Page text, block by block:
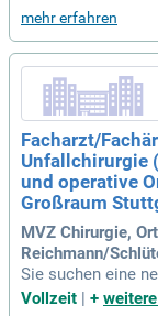
ieren Sie
ammenarbeit im
nen wie
nteressieren sich
staltungen,
Arbeitszeiten und
e Entwicklungs-
igkeiten
ndweiten
ten Sie Ihre
mehr erfahren
Facharzt/
Unfallchirurgie
und operative
Großraum
MVZ Chirurgie,
Reichmann/
Sie suchen eine
opädie und
Vollzeit | +